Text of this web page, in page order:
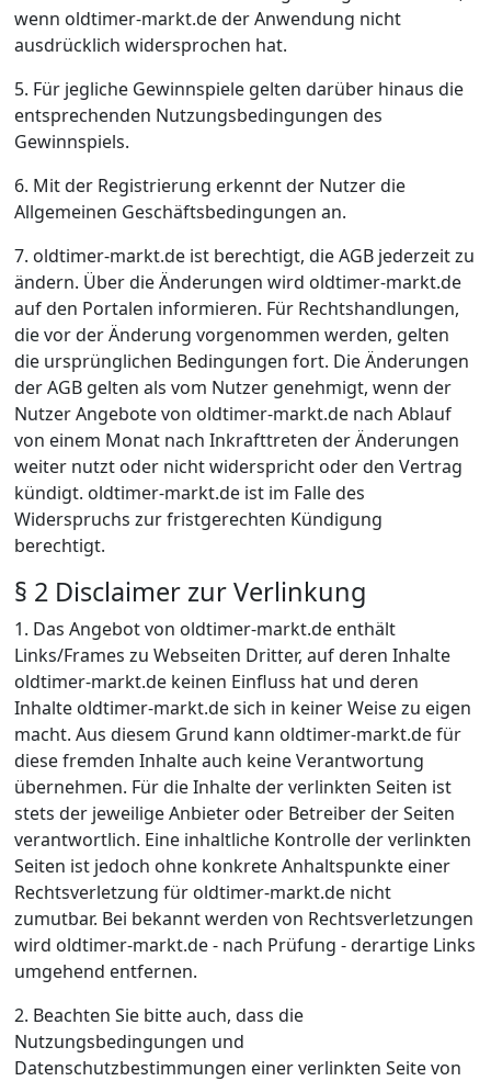
wenn oldtimer-markt.de der Anwendung nicht
ausdrücklich widersprochen hat.
5. Für jegliche Gewinnspiele gelten darüber hinaus die
entsprechenden Nutzungsbedingungen des
Gewinnspiels.
6. Mit der Registrierung erkennt der Nutzer die
Allgemeinen Geschäftsbedingungen an.
7. oldtimer-markt.de ist berechtigt, die AGB jederzeit zu
ändern. Über die Änderungen wird oldtimer-markt.de
auf den Portalen informieren. Für Rechtshandlungen,
die vor der Änderung vorgenommen werden, gelten
die ursprünglichen Bedingungen fort. Die Änderungen
der AGB gelten als vom Nutzer genehmigt, wenn der
Nutzer Angebote von oldtimer-markt.de nach Ablauf
von einem Monat nach Inkrafttreten der Änderungen
weiter nutzt oder nicht widerspricht oder den Vertrag
kündigt. oldtimer-markt.de ist im Falle des
Widerspruchs zur fristgerechten Kündigung
berechtigt.
§ 2 Disclaimer zur Verlinkung
1. Das Angebot von oldtimer-markt.de enthält
Links/Frames zu Webseiten Dritter, auf deren Inhalte
oldtimer-markt.de keinen Einfluss hat und deren
Inhalte oldtimer-markt.de sich in keiner Weise zu eigen
macht. Aus diesem Grund kann oldtimer-markt.de für
diese fremden Inhalte auch keine Verantwortung
übernehmen. Für die Inhalte der verlinkten Seiten ist
stets der jeweilige Anbieter oder Betreiber der Seiten
verantwortlich. Eine inhaltliche Kontrolle der verlinkten
Seiten ist jedoch ohne konkrete Anhaltspunkte einer
Rechtsverletzung für oldtimer-markt.de nicht
zumutbar. Bei bekannt werden von Rechtsverletzungen
wird oldtimer-markt.de - nach Prüfung - derartige Links
umgehend entfernen.
2. Beachten Sie bitte auch, dass die
Nutzungsbedingungen und
Datenschutzbestimmungen einer verlinkten Seite von